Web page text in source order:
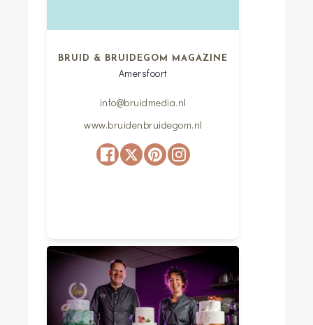
BRUID & BRUIDEGOM MAGAZINE
Amersfoort
info@bruidmedia.nl
www.bruidenbruidegom.nl